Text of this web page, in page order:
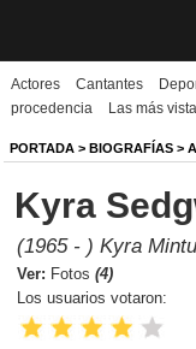
Biografías
Películas
TV
Música
Un día como hoy
Actores Cantantes
procedencia
Las más
PORTADA > BIOGRAFÍAS >
Kyra
(1965 - ) Kyra
Ver: Fotos (4)
Los usuarios votaron: